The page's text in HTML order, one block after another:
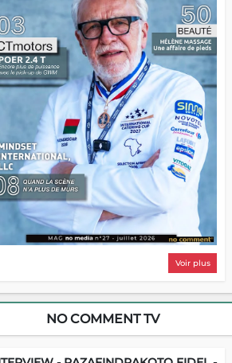
on pourrait s'arrêter là, applaudir et
chez soi satisfait. Mais ce serait
à côté d'une chose essentielle. La
ça brûle fort — et parfois, ça brûle
Une flamme sans direction peut
autant qu'elle peut consumer. C'est
que les aînés entrent en scène — pas
reprendre le gouvernail, mais pour
où sont les récifs. Les jeunes ont la
les vieux ont l'expérience, comme on
Ce n'est pas un combat de générations
c'est une question d'équipage. Partagez
réussites, mais aussi vos échecs. Surtout
échecs, d'ailleurs — ils enseignent
que n'importe quel manuel. À
la barque avance. Il faut juste
que tout le monde rame dans le
Voir plus
NO COMMENT TV